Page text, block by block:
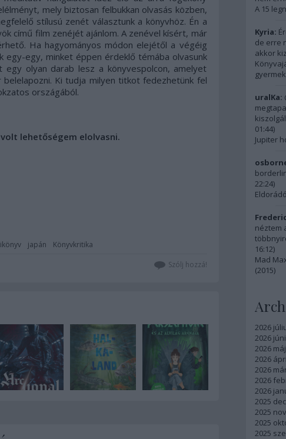
mely biztosan felbukkan olvasás közben,
stílusú zenét választunk a könyvhöz. Én a
című film zenéjét ajánlom. A zenével kísért, már
Ha hagyományos módon elejétől a végéig
egy-egy, minket éppen érdeklő témába olvasunk
olyan darab lesz a könyvespolcon, amelyet
Ki tudja milyen titkot fedezhetünk fel
országából.
lehetőségem elolvasni.
japán
Könyvkritika
Szólj hozzá!
A 15
Kyria:
de erre
akkor
uralKa:
01:44)
Jupiter
22:24)
néztem
16:12)
Mad
(2015)
2026
2026
2026
2026
2026
2026
2026
2025
2025
2025
2025